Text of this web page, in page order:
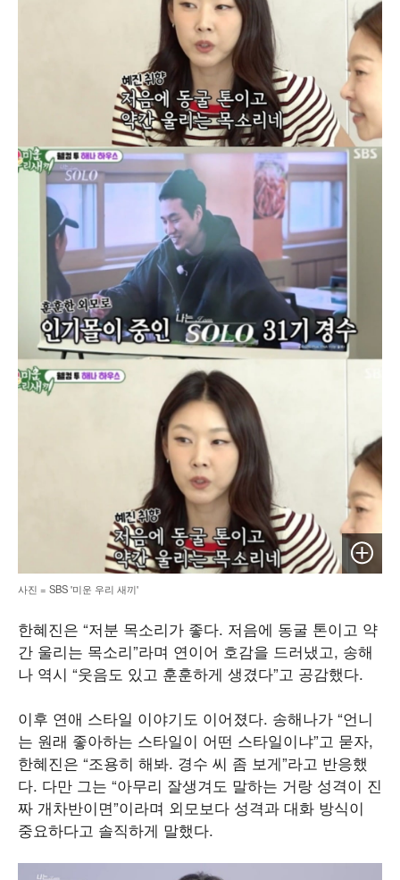
이미지
사진 = SBS '미운 우리 새끼'
한혜진은 “저분 목소리가 좋다. 저음에 동굴 톤이고 약
간 울리는 목소리”라며 연이어 호감을 드러냈고, 송해
나 역시 “웃음도 있고 훈훈하게 생겼다”고 공감했다.
이후 연애 스타일 이야기도 이어졌다. 송해나가 “언니
는 원래 좋아하는 스타일이 어떤 스타일이냐”고 묻자,
한혜진은 “조용히 해봐. 경수 씨 좀 보게”라고 반응했
다. 다만 그는 “아무리 잘생겨도 말하는 거랑 성격이 진
짜 개차반이면”이라며 외모보다 성격과 대화 방식이
중요하다고 솔직하게 말했다.